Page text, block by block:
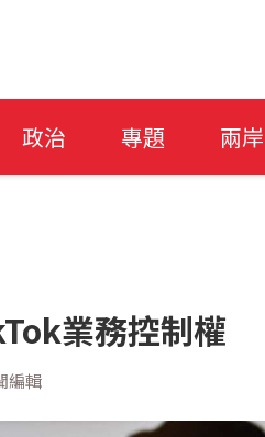
政治 專題 兩岸
業務控制權
編輯